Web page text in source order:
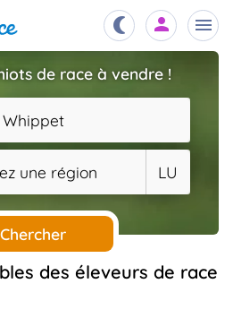
de race à vendre !
Whippet
une région LU
Chercher